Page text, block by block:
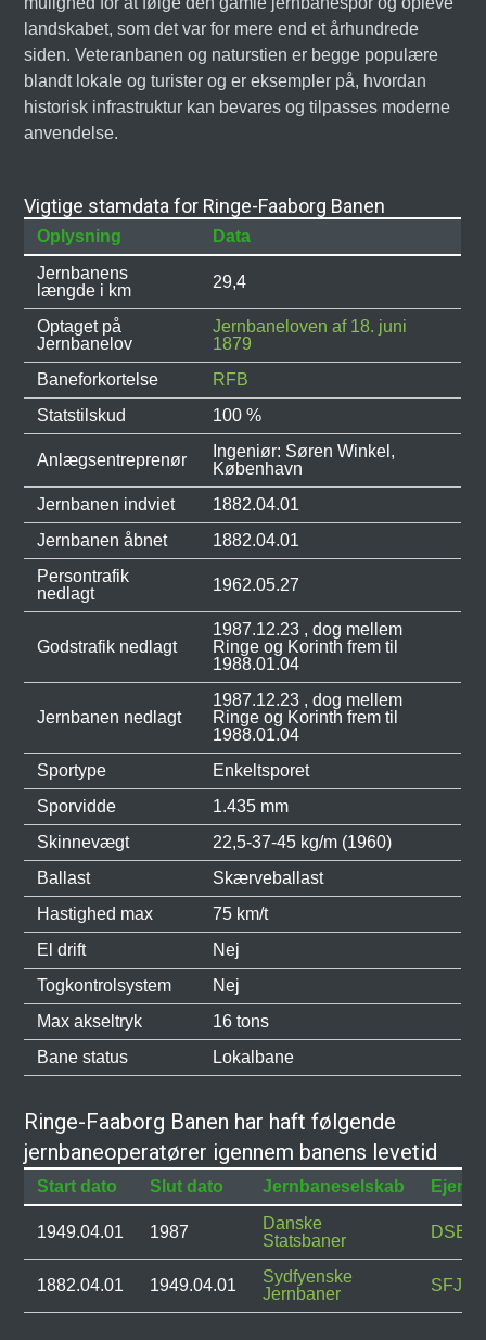
landskabet, som det var for mere end et århundrede
siden. Veteranbanen og naturstien er begge populære
blandt lokale og turister og er eksempler på, hvordan
historisk infrastruktur kan bevares og tilpasses moderne
anvendelse.
Vigtige stamdata for Ringe-Faaborg Banen
Oplysning
Data
Jernbanens
længde i km
29,4
Optaget på
Jernbanelov
Jernbaneloven af 18. juni
1879
Baneforkortelse
RFB
Statstilskud
100 %
Anlægsentreprenør
Ingeniør: Søren Winkel,
København
Jernbanen indviet
1882.04.01
Jernbanen åbnet
1882.04.01
Persontrafik
nedlagt
1962.05.27
Godstrafik nedlagt
1987.12.23 , dog mellem
Ringe og Korinth frem til
1988.01.04
Jernbanen nedlagt
1987.12.23 , dog mellem
Ringe og Korinth frem til
1988.01.04
Sportype
Enkeltsporet
Sporvidde
1.435 mm
Skinnevægt
22,5-37-45 kg/m (1960)
Ballast
Skærveballast
Hastighed max
75 km/t
El drift
Nej
Togkontrolsystem
Nej
Max akseltryk
16 tons
Bane status
Lokalbane
Ringe-Faaborg Banen har haft følgende
jernbaneoperatører igennem banens levetid
Start dato Slut dato Jernbaneselskab
1949.04.01 1987
Danske
Statsbaner
DSB
1882.04.01 1949.04.01
Sydfyenske
Jernbaner
SFJ